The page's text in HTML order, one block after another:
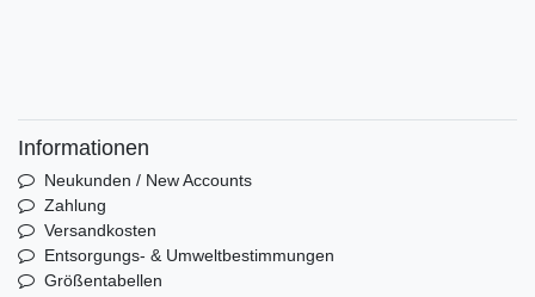
Informationen
Neukunden / New Accounts
Zahlung
Versandkosten
Entsorgungs- & Umweltbestimmungen
Größentabellen